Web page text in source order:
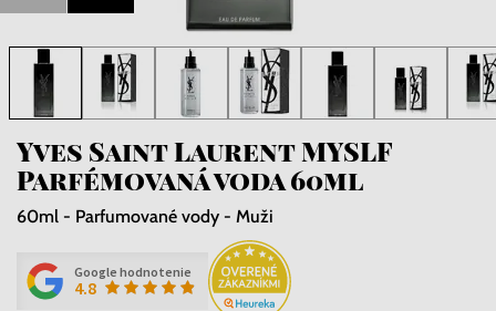
Yves Saint Laurent MYSLF
Parfémovaná voda 60ml
60ml - Parfumované vody - Muži
Google hodnotenie
4.8